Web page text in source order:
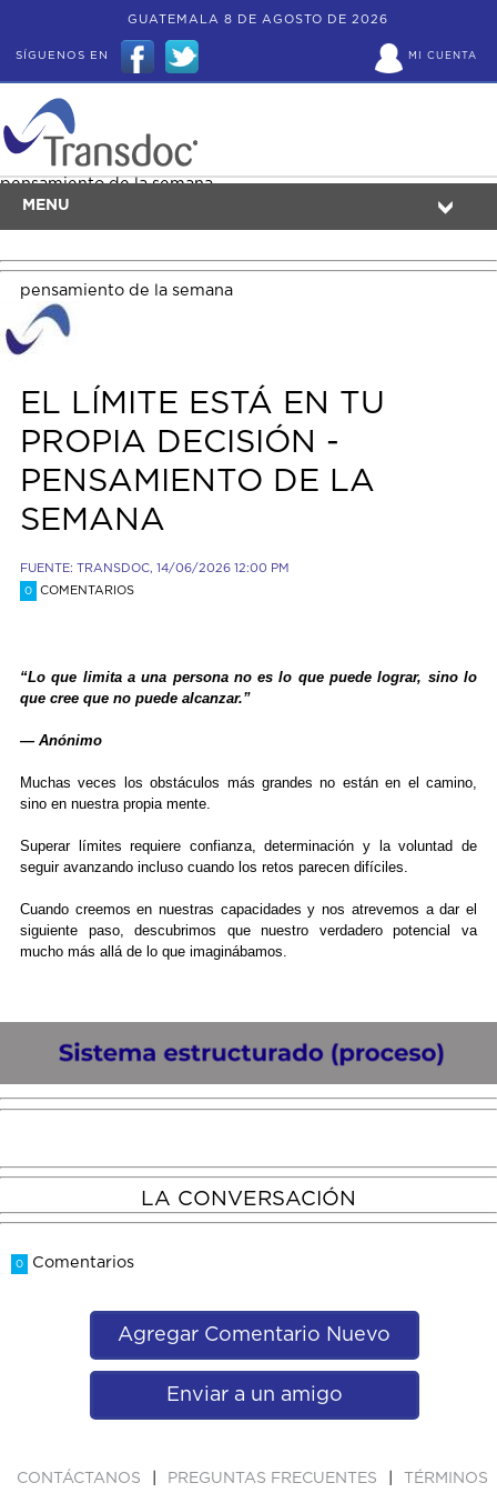
GUATEMALA 8 DE AGOSTO DE 2026
MI CUENTA
SÍGUENOS EN
MENU
pensamiento de la semana
pensamiento de la semana
EL LÍMITE ESTÁ EN TU
PROPIA DECISIÓN -
PENSAMIENTO DE LA
SEMANA
FUENTE: TRANSDOC, 14/06/2026 12:00 PM
0 COMENTARIOS
“Lo que limita a una persona no es lo que puede lograr, sino lo
que cree que no puede alcanzar.”
— Anónimo
Muchas veces los obstáculos más grandes no están en el camino,
sino en nuestra propia mente.
Superar límites requiere confianza, determinación y la voluntad de
seguir avanzando incluso cuando los retos parecen difíciles.
Cuando creemos en nuestras capacidades y nos atrevemos a dar el
siguiente paso, descubrimos que nuestro verdadero potencial va
mucho más allá de lo que imaginábamos.
LA CONVERSACIÓN
0 Comentarios
Agregar Comentario Nuevo
Enviar a un amigo
CONTÁCTANOS PREGUNTAS FRECUENTES TÉRMINOS